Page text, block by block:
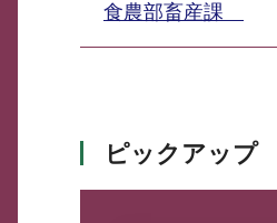
食農部畜産課
ピックアップ